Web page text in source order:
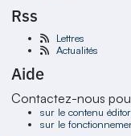
Rss
Lettres
Actualités
Aide
Contactez-nous
sur le contenu
sur le